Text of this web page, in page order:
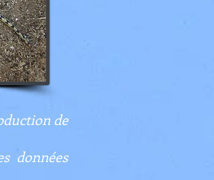
de
données